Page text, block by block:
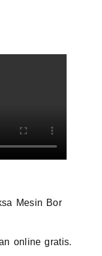
Mesin Bor
online gratis.